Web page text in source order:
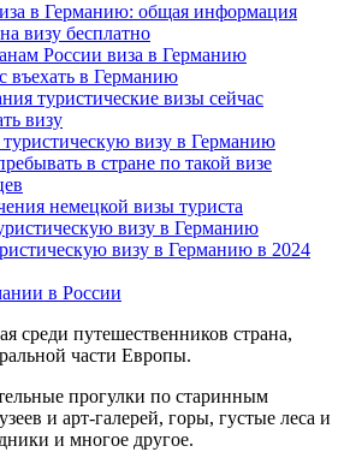
в Германию: общая информация
визу бесплатно
России виза в Германию
въехать в Германию
туристические визы сейчас
визу
визу в Германию
в стране по такой визе
немецкой визы туриста
визу в Германию
визу в Германию в 2024
в России
среди путешественников страна,
части Европы.
прогулки по старинным
и арт-галерей, горы, густые леса и
и многое другое.